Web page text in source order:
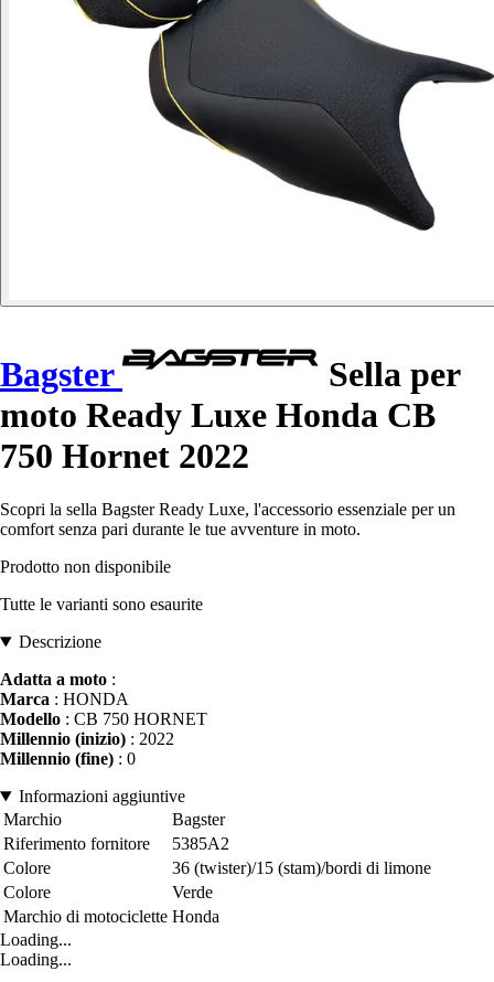
Bagster
Sella per
moto Ready Luxe Honda CB
750 Hornet 2022
Scopri la sella Bagster Ready Luxe, l'accessorio essenziale per un
comfort senza pari durante le tue avventure in moto.
Prodotto non disponibile
Tutte le varianti sono esaurite
Descrizione
Adatta a moto :
Marca : HONDA
Modello : CB 750 HORNET
Millennio (inizio) : 2022
Millennio (fine) : 0
Informazioni aggiuntive
Marchio
Bagster
Riferimento fornitore
5385A2
Colore
36 (twister)/15 (stam)/bordi di limone
Colore
Verde
Marchio di motociclette Honda
Loading...
Loading...